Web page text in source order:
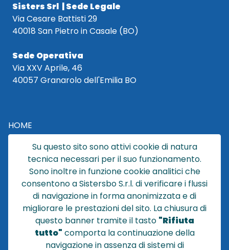
Sisters Srl | Sede Legale
Via Cesare Battisti 29
40018 San Pietro in Casale (BO)
Sede Operativa
Via XXV Aprile, 46
40057 Granarolo dell'Emilia BO
HOME
CATALOGO
CHI SIAMO
NEWS
CONTATTACI
CONDIZIONI DI VENDITA
POLICY PRIVACY
NOTE LEGALI
Su questo sito sono attivi cookie di natura
tecnica necessari per il suo funzionamento.
Sono inoltre in funzione cookie analitici che
consentono a Sistersbo S.r.l. di verificare i flussi
di navigazione in forma anonimizzata e di
migliorare le prestazioni del sito. La chiusura di
questo banner tramite il tasto "Rifiuta
tutto" comporta la continuazione della
navigazione in assenza di sistemi di